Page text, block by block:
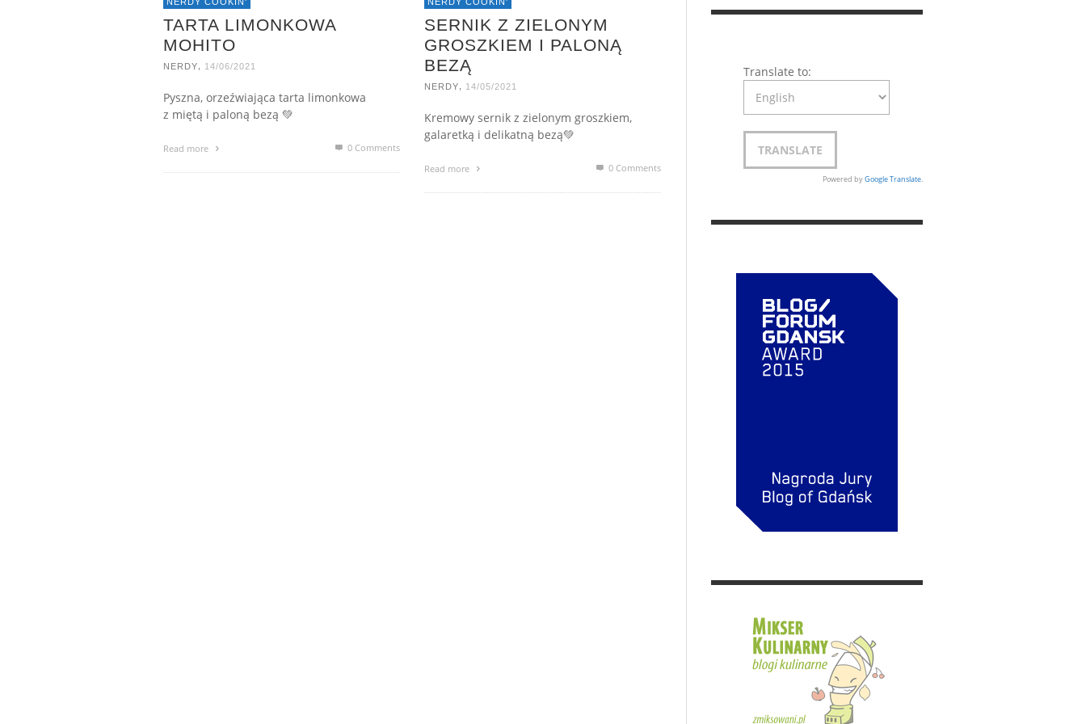
TARTA LIMONKOWA
MOHITO
NERDY 14/06/2021
Pyszna, orzeźwiająca tarta limonkowa
z miętą i paloną bezą 💚
Read more 0 Comments
SERNIK Z ZIELONYM
GROSZKIEM I PALONĄ
BEZĄ
NERDY 14/05/2021
Kremowy sernik z zielonym groszkiem,
galaretką i delikatną bezą💚
Read more 0 Comments
Translate to:
Powered byGoogle Translate.